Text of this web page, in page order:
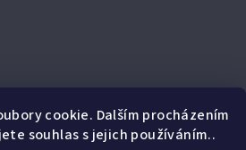
cookie. Dalším procházením
souhlas s jejich používáním..